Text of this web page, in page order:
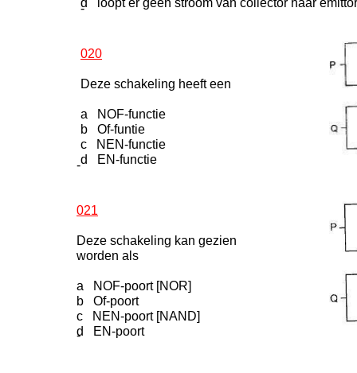
d loopt er geen stroom van collector naar emittor
-
020
Deze schakeling heeft een
a NOF-functie
b Of-funtie
c NEN-functie
d EN-functie
-
021
Deze schakeling kan gezien
worden als
a NOF-poort [NOR]
b Of-poort
c NEN-poort [NAND]
d EN-poort
-